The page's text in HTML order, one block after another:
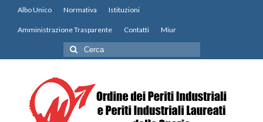
Albo Unico Normativa Istituzioni
Amministrazione Trasparente Contatti Miur
Cerca: